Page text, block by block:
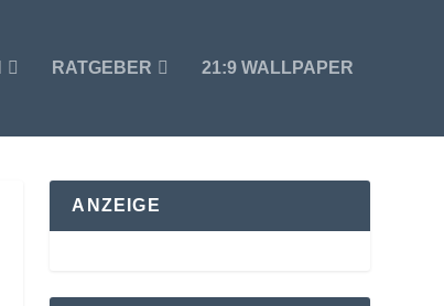
RATGEBER 21:9 WALLPAPER
ANZEIGE